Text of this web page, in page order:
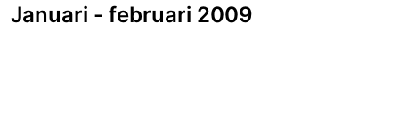
Januari - februari 2009